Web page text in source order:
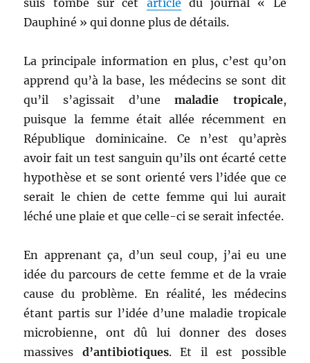
suis tombé sur cet article du journal « Le
Dauphiné » qui donne plus de détails.
La principale information en plus, c’est qu’on
apprend qu’à la base, les médecins se sont dit
qu’il s’agissait d’unemaladie tropicale,
puisque la femme était allée récemment en
République dominicaine. Ce n’est qu’après
avoir fait un test sanguin qu’ils ont écarté cette
hypothèse et se sont orienté vers l’idée que ce
serait le chien de cette femme qui lui aurait
léché une plaie et que celle-ci se serait infectée.
En apprenant ça, d’un seul coup, j’ai eu une
idée du parcours de cette femme et de la vraie
cause du problème. En réalité, les médecins
étant partis sur l’idée d’une maladie tropicale
microbienne, ont dû lui donner des doses
massives d’antibiotiques. Et il est possible